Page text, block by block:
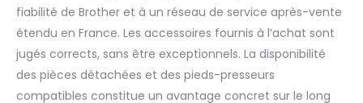
fiabilité de Brother et à un réseau de service après-vente
étendu en France. Les accessoires fournis à l’achat sont
jugés corrects, sans être exceptionnels. La disponibilité
des pièces détachées et des pieds-presseurs
compatibles constitue un avantage concret sur le long